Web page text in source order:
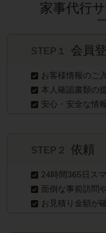
家事代行
STEP１ 会員
お客様情報のご
本人確認書類の
安心・安全な情
STEP２依頼
24時間365日ス
面倒な事前訪問
お見積り金額が